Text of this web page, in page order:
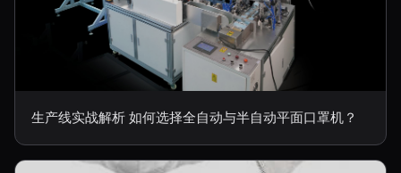
生产线实战解析 如何选择全自动与半自动平面口罩机？